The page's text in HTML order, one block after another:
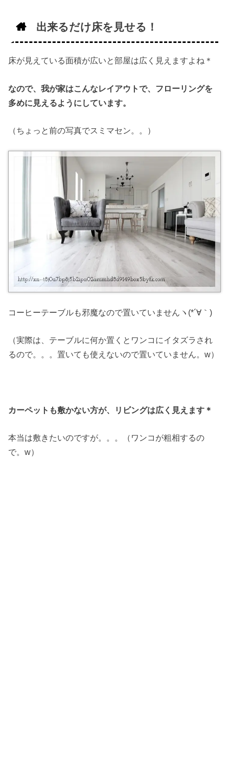
出来るだけ床を見せる！
床が見えている面積が広いと部屋は広く見えますよね＊
なので、我が家はこんなレイアウトで、フローリングを
多めに見えるようにしています。
（ちょっと前の写真でスミマセン。。）
コーヒーテーブルも邪魔なので置いていませんヽ(*´∀｀)
（実際は、テーブルに何か置くとワンコにイタズラされ
るので。。。置いても使えないので置いていません。w）
カーペットも敷かない方が、リビングは広く見えます＊
本当は敷きたいのですが。。。（ワンコが粗相するの
で。w）